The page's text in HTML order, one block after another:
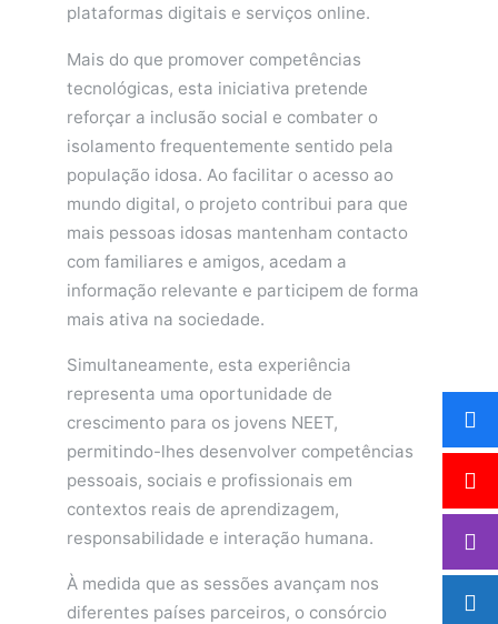
plataformas digitais e serviços online.
Mais do que promover competências
tecnológicas, esta iniciativa pretende
reforçar a inclusão social e combater o
isolamento frequentemente sentido pela
população idosa. Ao facilitar o acesso ao
mundo digital, o projeto contribui para que
mais pessoas idosas mantenham contacto
com familiares e amigos, acedam a
informação relevante e participem de forma
mais ativa na sociedade.
Simultaneamente, esta experiência
representa uma oportunidade de
crescimento para os jovens NEET,
permitindo-lhes desenvolver competências
pessoais, sociais e profissionais em
contextos reais de aprendizagem,
responsabilidade e interação humana.
À medida que as sessões avançam nos
diferentes países parceiros, o consórcio